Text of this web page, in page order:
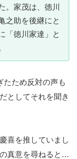
。家茂は、徳川
之助を後継にと
「徳川家達」と
たため反対の声も
としてそれを聞き
喜を推していまし
真意を尋ねると…